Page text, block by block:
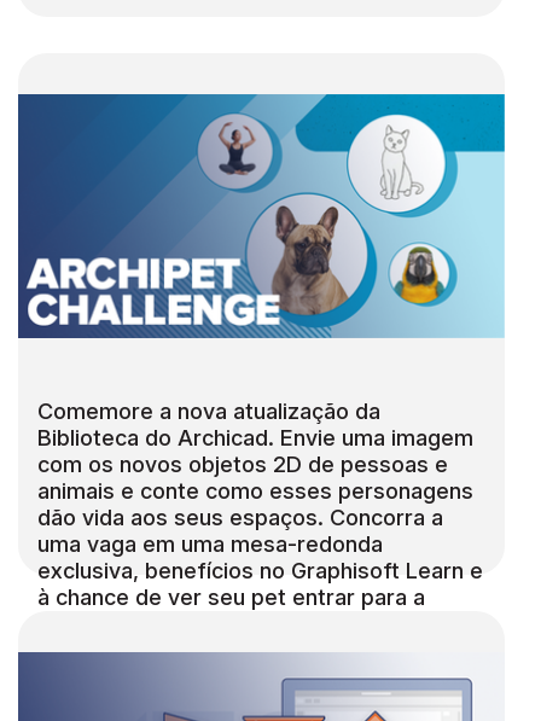
Comemore a nova atualização da
Biblioteca do Archicad. Envie uma imagem
com os novos objetos 2D de pessoas e
animais e conte como esses personagens
dão vida aos seus espaços. Concorra a
uma vaga em uma mesa-redonda
exclusiva, benefícios no Graphisoft Learn e
à chance de ver seu pet entrar para a
proposta até 15 de março, 19h59 BRT.